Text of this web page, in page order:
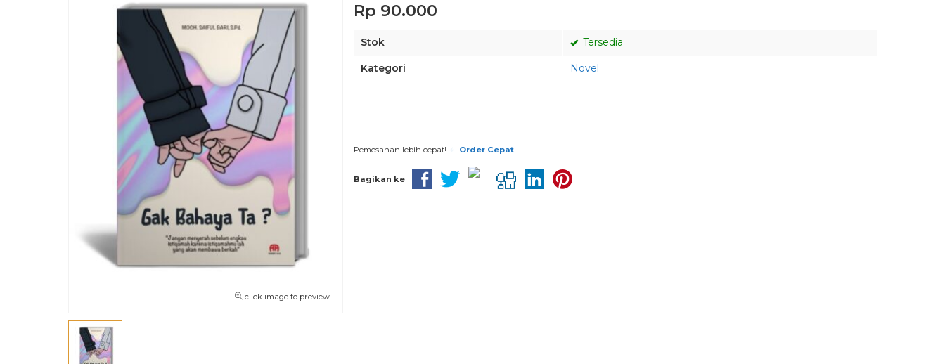
click image to preview
Rp 90.000
Stok Tersedia
Kategori Novel
Pemesanan lebih cepat! Order Cepat
Bagikan ke